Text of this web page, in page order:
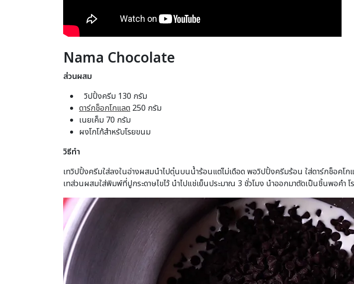
Nama Chocolate
ส่วนผสม
วิปปิ้งครีม 130 กรัม
ดาร์กช็อกโกแลต 250 กรัม
เนยเค็ม 70 กรัม
ผงโกโก้สำหรับโรยขนม
วิธีทำ
เทวิปปิ้งครีมใส่ลงในอ่างผสมนำไปตุ๋นบนน้ำร้อนแต่ไม่เดือด พอวิปปิ้งครีมร้อน ใส่ดาร์กช็อคโ
เทส่วนผสมใส่พิมพ์ที่ปูกระดาษไขไว้ นำไปแช่เย็นประมาณ 3 ชั่วโมง นำออกมาตัดเป็นชิ้นพอคำ